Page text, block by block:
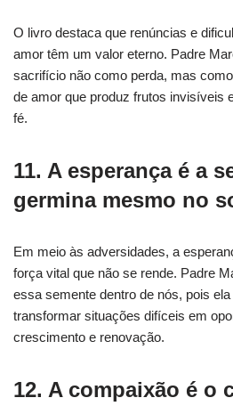
O livro destaca que renúncias e
amor têm um valor eterno. Padre
sacrifício não como perda, mas
de amor que produz frutos invisíveis
fé.
11. A esperança é a
germina mesmo no
Em meio às adversidades, a
força vital que não se rende. Padre
essa semente dentro de nós, pois
transformar situações difíceis em
crescimento e renovação.
12. A compaixão é o